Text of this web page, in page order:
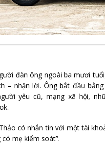
đàn ông ngoài ba mươi
– nhận lời. Ông bắt đầu
yêu cũ, mạng xã hội,
có nhắn tin với một tài
mẹ kiểm soát”.